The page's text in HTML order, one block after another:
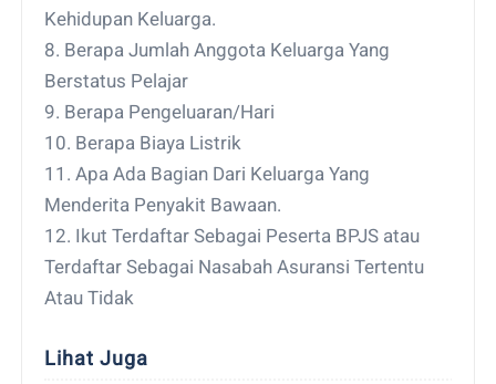
Kehidupan Keluarga.
8. Berapa Jumlah Anggota Keluarga Yang
Berstatus Pelajar
9. Berapa Pengeluaran/Hari
10. Berapa Biaya Listrik
11. Apa Ada Bagian Dari Keluarga Yang
Menderita Penyakit Bawaan.
12. Ikut Terdaftar Sebagai Peserta BPJS atau
Terdaftar Sebagai Nasabah Asuransi Tertentu
Atau Tidak
Lihat Juga